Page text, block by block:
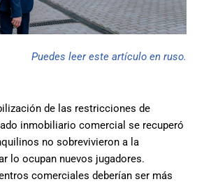
Puedes leer este artículo en ruso.
de las restricciones de
inmobiliario comercial se recuperó
no sobrevivieron a la
lo ocupan nuevos jugadores.
comerciales deberían ser más